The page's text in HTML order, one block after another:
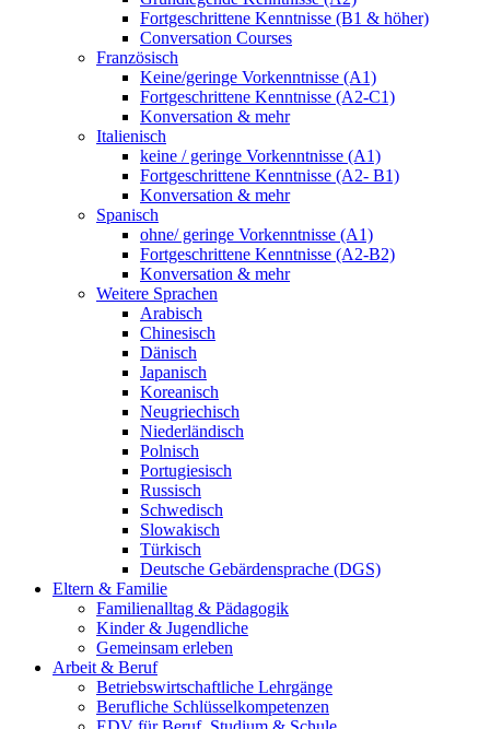
Fortgeschrittene Kenntnisse (B1 & höher)
Conversation Courses
Französisch
Keine/geringe Vorkenntnisse (A1)
Fortgeschrittene Kenntnisse (A2-C1)
Konversation & mehr
Italienisch
keine / geringe Vorkenntnisse (A1)
Fortgeschrittene Kenntnisse (A2- B1)
Konversation & mehr
Spanisch
ohne/ geringe Vorkenntnisse (A1)
Fortgeschrittene Kenntnisse (A2-B2)
Konversation & mehr
Weitere Sprachen
Arabisch
Chinesisch
Dänisch
Japanisch
Koreanisch
Neugriechisch
Niederländisch
Polnisch
Portugiesisch
Russisch
Schwedisch
Slowakisch
Türkisch
Deutsche Gebärdensprache (DGS)
Eltern & Familie
Familienalltag & Pädagogik
Kinder & Jugendliche
Gemeinsam erleben
Arbeit & Beruf
Betriebswirtschaftliche Lehrgänge
Berufliche Schlüsselkompetenzen